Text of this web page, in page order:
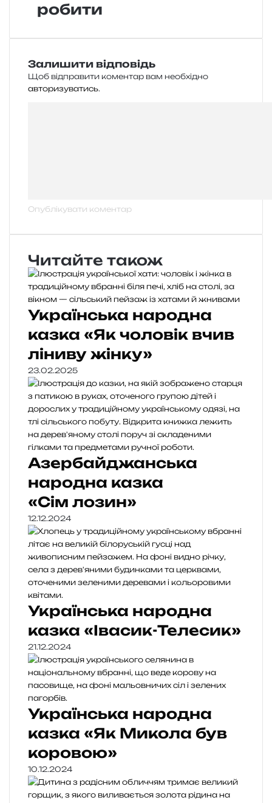
робити
Залишити відповідь
Щоб відправити коментар вам необхідно
авторизуватись.
Читайте також
Українська народна
казка «Як чоловік вчив
ліниву жінку»
23.02.2025
Азербайджанська
народна казка
«Сім лозин»
12.12.2024
Українська народна
казка «Івасик-Телесик»
21.12.2024
Українська народна
казка «Як Микола був
коровою»
10.12.2024